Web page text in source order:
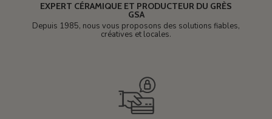
EXPERT CÉRAMIQUE ET PRODUCTEUR DU GRÈS
GSA
Depuis 1985, nous vous proposons des solutions fiables,
créatives et locales.